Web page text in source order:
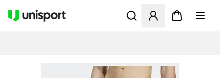
Åbner en Modal til at